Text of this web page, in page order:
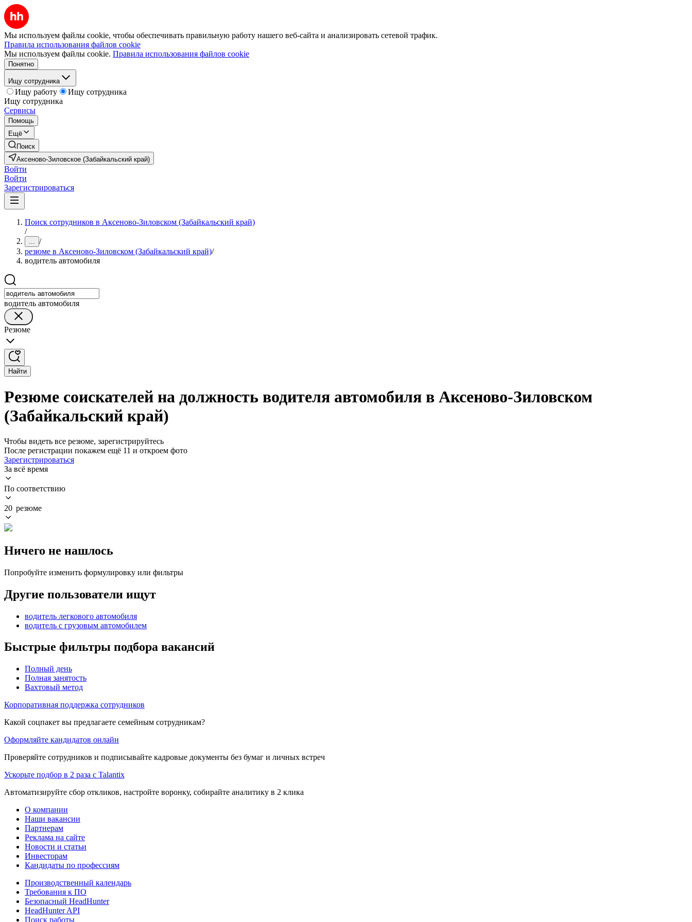
Мы используем файлы cookie, чтобы обеспечивать правильную работу нашего веб-сайта и анализировать сетевой трафик.
Правила использования файлов cookie
Мы используем файлы cookie. Правила использования файлов cookie
Понятно
Ищу сотрудника
Ищу работу
Ищу сотрудника
Ищу сотрудника
Сервисы
Помощь
Ещё
Поиск
Аксеново-Зиловское (Забайкальский край)
Войти
Войти
Зарегистрироваться
Поиск сотрудников в Аксеново-Зиловском (Забайкальский край)
/
... /
резюме в Аксеново-Зиловском (Забайкальский край)/
водитель автомобиля
водитель автомобиля
Резюме
Найти
Резюме соискателей на должность водителя автомобиля в Аксеново-Зиловском
(Забайкальский край)
Чтобы видеть все резюме, зарегистрируйтесь
После регистрации покажем ещё 11 и откроем фото
Зарегистрироваться
За всё время
По соответствию
20 резюме
Ничего не нашлось
Попробуйте изменить формулировку или фильтры
Другие пользователи ищут
водитель легкового автомобиля
водитель с грузовым автомобилем
Быстрые фильтры подбора вакансий
Полный день
Полная занятость
Вахтовый метод
Корпоративная поддержка сотрудников
Какой соцпакет вы предлагаете семейным сотрудникам?
Оформляйте кандидатов онлайн
Проверяйте сотрудников и подписывайте кадровые документы без бумаг и личных встреч
Ускорьте подбор в 2 раза с Talantix
Автоматизируйте сбор откликов, настройте воронку, собирайте аналитику в 2 клика
О компании
Наши вакансии
Партнерам
Реклама на сайте
Новости и статьи
Инвесторам
Кандидаты по профессиям
Производственный календарь
Требования к ПО
Безопасный HeadHunter
HeadHunter API
Поиск работы